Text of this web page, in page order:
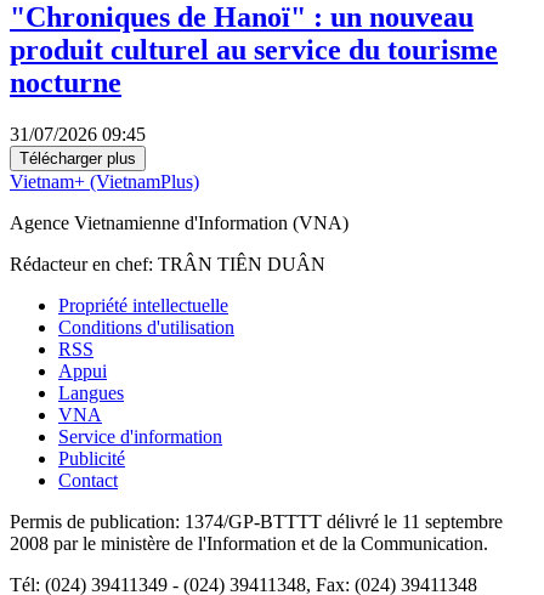
"Chroniques de Hanoï" : un nouveau
produit culturel au service du tourisme
nocturne
31/07/2026 09:45
Télécharger plus
Vietnam+ (VietnamPlus)
Agence Vietnamienne d'Information (VNA)
Rédacteur en chef: TRÂN TIÊN DUÂN
Propriété intellectuelle
Conditions d'utilisation
RSS
Appui
Langues
VNA
Service d'information
Publicité
Contact
Permis de publication: 1374/GP-BTTTT délivré le 11 septembre
2008 par le ministère de l'Information et de la Communication.
Tél: (024) 39411349 - (024) 39411348, Fax: (024) 39411348